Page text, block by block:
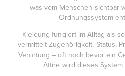
was vom Menschen sichtbar
Ordnungssystem
Kleidung fungiert im Alltag als
vermittelt Zugehörigkeit, Status,
Verortung – oft noch bevor ein
Attire wird dieses